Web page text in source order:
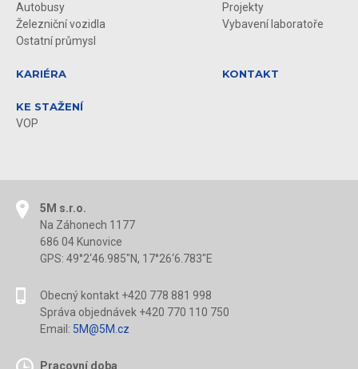
Autobusy
Železniční vozidla
Ostatní průmysl
Projekty
Vybavení laboratoře
KARIÉRA KONTAKT
KE STAŽENÍ
VOP
5M s.r.o.
Na Záhonech 1177
686 04 Kunovice
GPS: 49°2‘46.985"N, 17°26‘6.783"E
Obecný kontakt +420 778 881 998
Správa objednávek +420 770 110 750
Email: 5M@5M.cz
Pracovní doba